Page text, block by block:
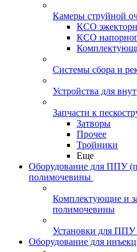
Камеры струйной
КСО
КСО
Системы сбора и
Устройства для
Запчасти к
Затворы
Прочее
Тройники
Еще
Оборудование для ППУ
полимочевины
Комплектующие и
полимочевины
Установки для
Оборудование для